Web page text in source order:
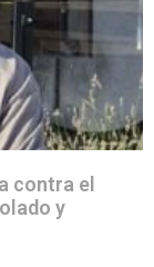
contra el
y